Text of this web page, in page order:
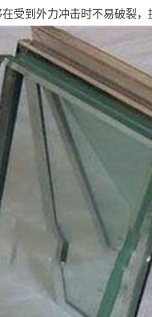
受到外力冲击时不易破裂，